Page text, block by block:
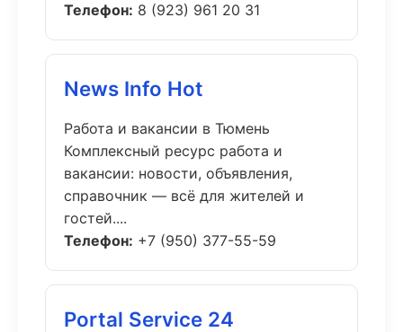
Телефон: 8 (923) 961 20 31
News Info Hot
Работа и вакансии в Тюмень
Комплексный ресурс работа и
вакансии: новости, объявления,
справочник — всё для жителей и
гостей....
Телефон: +7 (950) 377-55-59
Portal Service 24